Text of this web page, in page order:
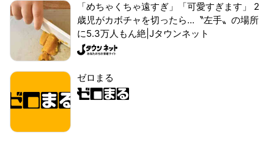
「めちゃくちゃ遠すぎ」「可愛すぎます」 2
歳児がカボチャを切ったら...〝左手〟の場所
に5.3万人もん絶|Jタウンネット
ゼロまる